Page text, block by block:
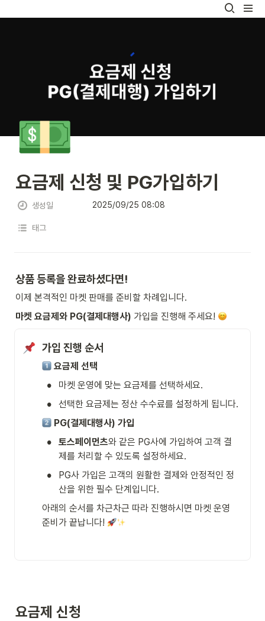
💵
요금제 신청 및 PG가입하기
생성일 2025/09/25 08:08
태그
상품 등록을 완료하셨다면!
이제 본격적인 마켓 판매를 준비할 차례입니다.
마켓 요금제와 PG(결제대행사) 가입을 진행해 주세요!
가입 진행 순서
요금제 선택
• 마켓 운영에 맞는 요금제를 선택하세요.
•
PG(결제대행사) 가입
• 토스페이먼츠와 같은 PG사에 가입하여 고객 결
제를 처리할 수 있도록 설정하세요.
•
PG사 가입은 고객의 원활한 결제와 안정적인 정
산을 위한 필수 단계입니다.
아래의 순서를 차근차근 따라 진행하시면 마켓 운영
준비가 끝납니다!
요금제 신청